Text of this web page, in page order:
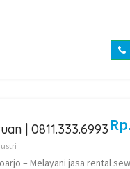
| 0811.333.6993
– Melayani jasa rental